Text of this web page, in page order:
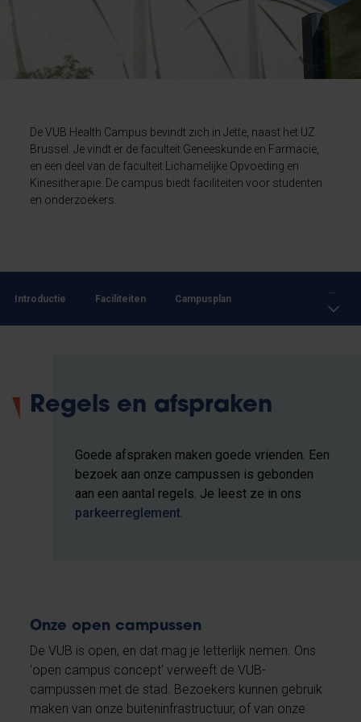
De VUB Health Campus bevindt zich in Jette, naast het UZ
Brussel. Je vindt er de faculteit Geneeskunde en Farmacie,
en een deel van de faculteit Lichamelijke Opvoeding en
Kinesitherapie. De campus biedt faciliteiten voor studenten
en onderzoekers.
Introductie Faciliteiten Campusplan
Regels en afspraken
Goede afspraken maken goede vrienden. Een
bezoek aan onze campussen is gebonden
aan een aantal regels. Je leest ze in ons
parkeerreglement.
Onze open campussen
De VUB is open, en dat mag je letterlijk nemen. Ons
'open campus concept' verweeft de VUB-
campussen met de stad. Bezoekers kunnen gebruik
maken van onze buiteninfrastructuur, of van onze